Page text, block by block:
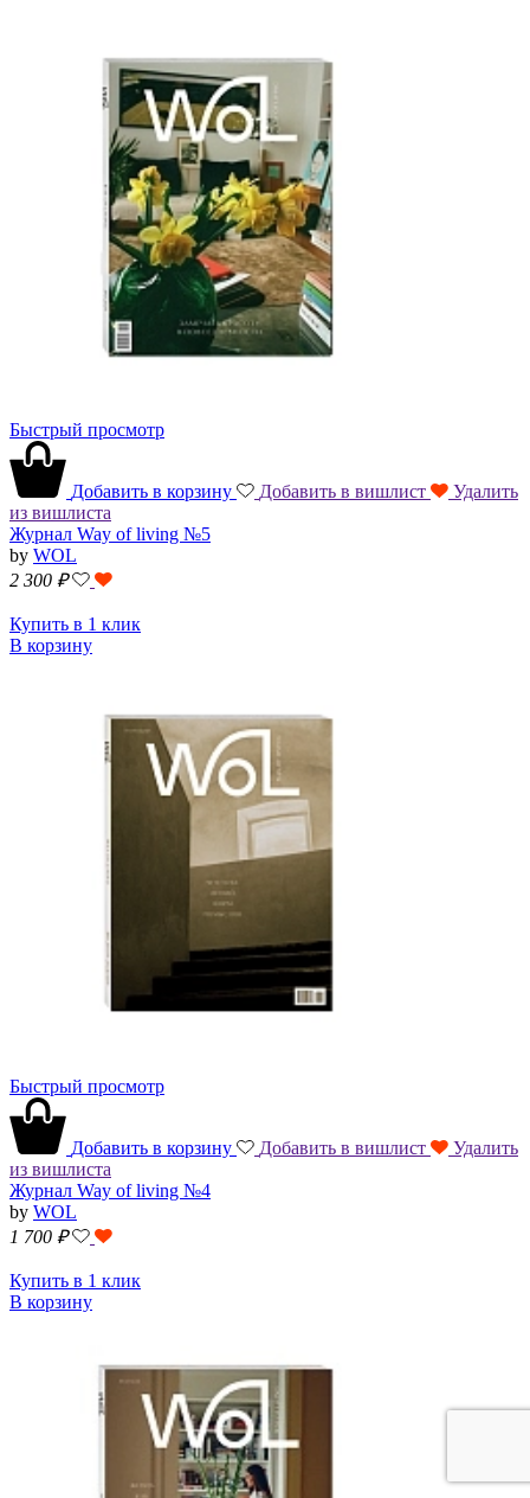
Быстрый просмотр
Добавить в корзину Добавить в вишлист
Удалить
из вишлиста
Журнал Way of living №5
by WOL
2 300 ₽
Купить в 1 клик
В корзину
Быстрый просмотр
Добавить в корзину Добавить в вишлист
Удалить
из вишлиста
Журнал Way of living №4
by WOL
1 700 ₽
Купить в 1 клик
В корзину